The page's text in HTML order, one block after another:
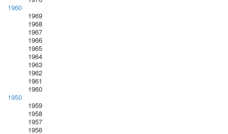
1960
1969
1968
1967
1966
1965
1964
1963
1962
1961
1960
1950
1959
1958
1957
1956